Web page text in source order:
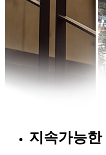
지속가능